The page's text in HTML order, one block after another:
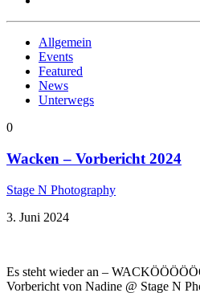
Allgemein
Events
Featured
News
Unterwegs
0
Wacken – Vorbericht 2024
Stage N Photography
3. Juni 2024
Es steht wieder an –
Vorbericht von Nadine @ Stage N